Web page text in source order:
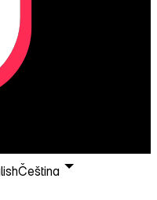
Čeština